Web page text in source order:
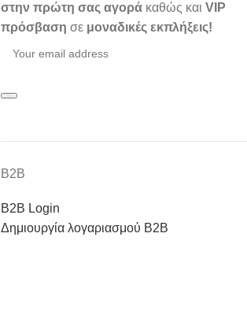
στην πρώτη σας αγοράκαθώς και VIP
πρόσβαση σε μοναδικές εκπλήξεις!
Β2Β
Β2Β Login
Δημιουργία λογαριασμού Β2Β